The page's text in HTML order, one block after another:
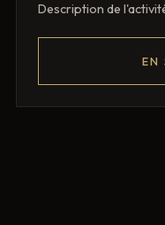
Description de
EN